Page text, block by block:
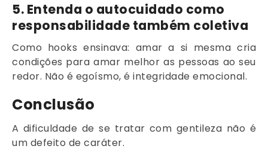
5. Entenda o autocuidado como
responsabilidade também coletiva
Como hooks ensinava: amar a si mesma cria
condições para amar melhor as pessoas ao seu
redor. Não é egoísmo, é integridade emocional.
Conclusão
A dificuldade de se tratar com gentileza não é
um defeito de caráter.